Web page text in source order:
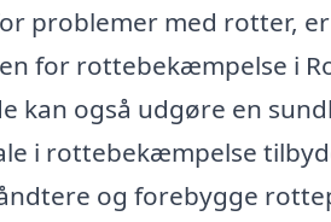
problemer med rotter,
for rottebekæmpelse i
kan også udgøre en
i rottebekæmpelse
og forebygge